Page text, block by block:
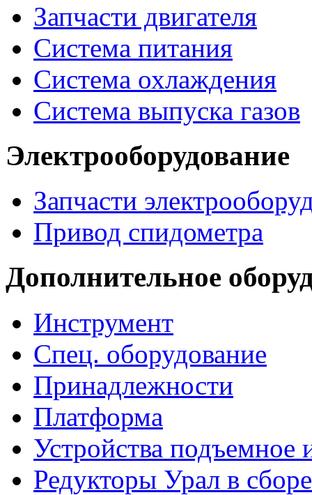
Запчасти двигателя
Система питания
Система охлаждения
Система выпуска газов
Электрооборудование
Запчасти
Привод спидометра
Дополнительное
Инструмент
Спец. оборудование
Принадлежности
Платформа
Устройства
Редукторы Урал в сборе